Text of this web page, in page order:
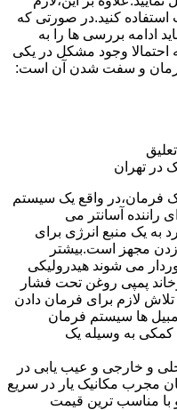
کنید.در صورتی که
ادامه بررسی ها را به
احتمالا وجود مشکل در یکی
فرمان و سفت شدن آن است:
در تهران
فرمان،در واقع یک سیستم
آسانتر می
به یک منبع انرژی برای
زدن مجهز است.بیشتر
می شوند هیدرولیکی
پمپی روغن تحت فشار
لازم برای فرمان دادن
ها سیستم فرمان
کمکی به وسیله یک
و خارجی و عیب یابی در
مجرب مکانیک یار در سریع